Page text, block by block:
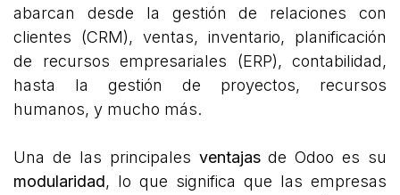
abarcan desde la gestión de relaciones con
clientes (CRM), ventas, inventario, planificación
de recursos empresariales (ERP), contabilidad,
hasta la gestión de proyectos, recursos
humanos, y mucho más.
Una de las principales ventajasde Odoo es su
modularidad, lo que significa que las empresas